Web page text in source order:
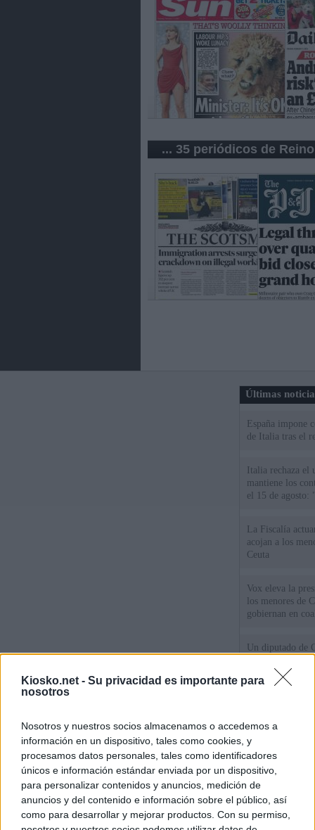
Kiosko.net - Su privacidad es importante para
nosotros
Nosotros y nuestros socios almacenamos o accedemos a
información en un dispositivo, tales como cookies, y
procesamos datos personales, tales como identificadores
únicos e información estándar enviada por un dispositivo,
para personalizar contenidos y anuncios, medición de
anuncios y del contenido e información sobre el público, así
como para desarrollar y mejorar productos. Con su permiso,
... 35 periódicos de
Últimas
España impone
de Italia tras el
Italia rechaza
mantiene los
el 15 de agosto:
La Fiscalía
acojan a los
Ceuta
Vox eleva la
los menores de
gobiernan en
Un diputado de
los
de Ceuta
© Kiosko.net Aviso Legal Privacidad y Cookies